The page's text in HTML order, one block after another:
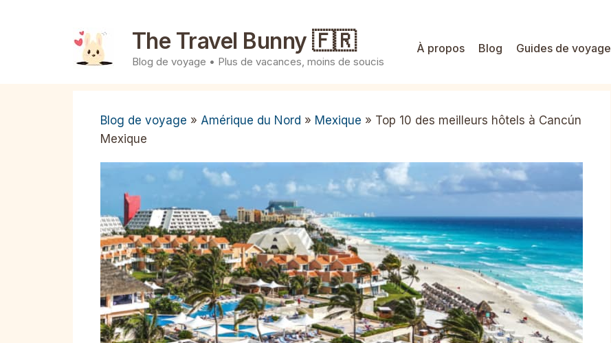
The Travel Bunny 🇫🇷
Blog de voyage • Plus de vacances, moins de soucis
À propos Blog Guides de voyage
Blog de voyage » Amérique du Nord » Mexique » Top 10 des meilleurs hôtels à Cancún
Mexique